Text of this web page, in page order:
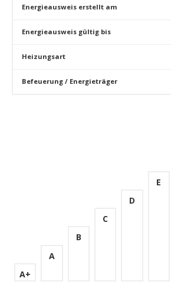
A+
A
B
C
D
E
Energieausweis erstellt am
Energieausweis gültig bis
Heizungsart
Befeuerung / Energieträger